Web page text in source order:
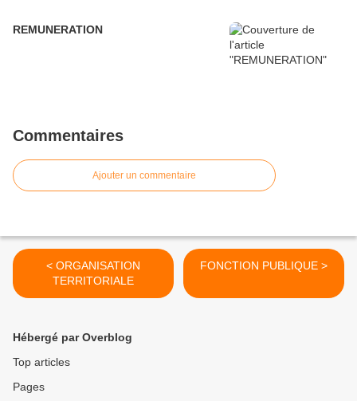
REMUNERATION
Commentaires
Ajouter un commentaire
< ORGANISATION
TERRITORIALE
FONCTION PUBLIQUE >
Hébergé par Overblog
Top articles
Pages